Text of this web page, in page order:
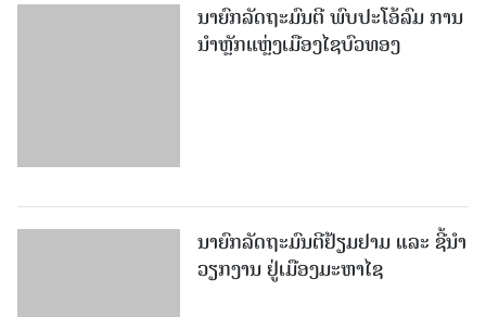
ນາຍົກລັດຖະມົນຕີ ພົບປະໂອ້ລົມ ການ
ນຳຫຼັກແຫຼ່ງເມືອງໄຊບົວທອງ
ນາຍົກລັດຖະມົນຕີຢ້ຽມຢາມ ແລະ ຊີ້ນຳ
ວຽກງານ ຢູ່ເມືອງມະຫາໄຊ